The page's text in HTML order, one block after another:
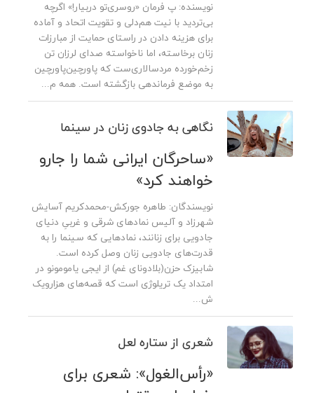
نویسنده: پ فرمان «روسری‌تو دربیار!» اگرچه
بی‌تردید با نیت هم‌دلی و تقویت اتحاد و آماده
برای هزینه دادن در راستای حمایت از مبارزات
زنان برخاسته، اما ناخواسته صدای لرزان تن
زخم‌خورده‌ مردسالاری‌ست که پاورچین‌‌پاورچین
به موضع فرماندهی بازگشته است. همه م...
نگاهی به جادوی زنان در سینما
«ساحرگان ایرانی شما را جارو
خواهند کرد»
نویسندگان: طاهره جورکش-محمدکریم آسایش
شهرزاد و آلیس نمادهای شرقی و غربیِ دنیای
جادویی برای زنانند، نمادهایی که سینما را به
قدرت‌های جادویی زنان وصل کرده است.
شابیزک حزن(بلادونای غم) از ایجی یامومونو در
امتداد یک تریلوژی است که قصه‌های هزار‌ویک
ش...
شعری از ستاره لعل
«رأس‌ا‌لغول»: شعری برای